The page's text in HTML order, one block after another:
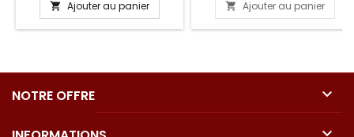
 Ajouter au panier  Ajouter au panier
NOTRE OFFRE 